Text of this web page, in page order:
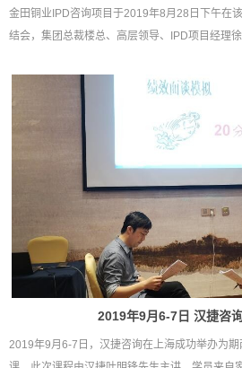
金田铜业IPD咨询项目于2019年8月28日下午在
结会，集团总裁楼总、高层领导、IPD项目经理
2019年9月6-7日 汉捷咨
2019年9月6-7日，汉捷咨询在上海成功举办为